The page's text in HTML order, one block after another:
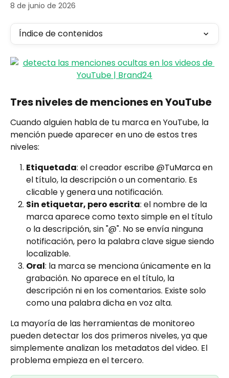
8 de junio de 2026
Índice de contenidos
Tres niveles de menciones en YouTube
Cuando alguien habla de tu marca en YouTube, la
mención puede aparecer en uno de estos tres
niveles:
Etiquetada: el creador escribe @TuMarca en
el título, la descripción o un comentario. Es
clicable y genera una notificación.
Sin etiquetar, pero escrita: el nombre de la
marca aparece como texto simple en el título
o la descripción, sin "@". No se envía ninguna
notificación, pero la palabra clave sigue siendo
localizable.
Oral: la marca se menciona únicamente en la
grabación. No aparece en el título, la
descripción ni en los comentarios. Existe solo
como una palabra dicha en voz alta.
La mayoría de las herramientas de monitoreo
pueden detectar los dos primeros niveles, ya que
simplemente analizan los metadatos del video. El
problema empieza en el tercero.